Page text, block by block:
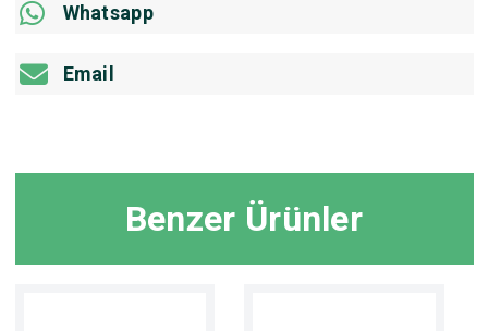
Whatsapp
Email
Benzer Ürünler